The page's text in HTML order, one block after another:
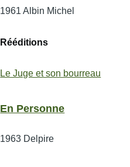
1961 Albin Michel
Rééditions
Le Juge et son bourreau
En Personne
1963 Delpire